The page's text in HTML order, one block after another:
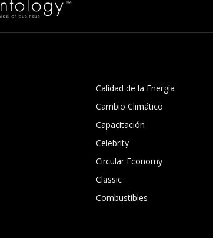
Calidad de la Energía
Cambio Climático
Capacitación
Celebrity
Circular Economy
Classic
Combustibles